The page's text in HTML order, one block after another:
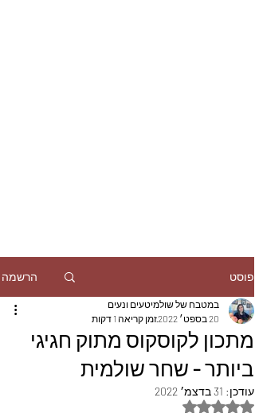
פוסט הרשמה
מתכון לקוסקוס מתוק חגיגי
ביותר - שחר שולמית
במטבח של שולמיטעים ונעים
20 בספט׳ 2022
זמן קריאה 1 דקות
עודכן: 31 בדצמ׳ 2022
דירוג של NaN מתוך 5 כוכבים